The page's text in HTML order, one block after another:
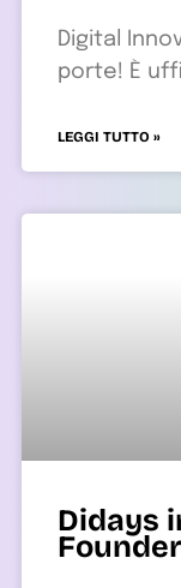
Digital
porte! È
LEGGI TUTTO »
Didays